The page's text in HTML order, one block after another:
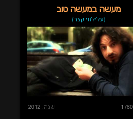
מעשה במעשה טוב
(עלילתי קצר)
1760 שנה: 2012